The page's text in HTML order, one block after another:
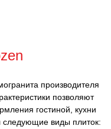
производителя
позволяют
гостиной, кухни
следующие виды плиток: